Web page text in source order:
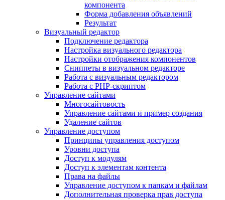
компонента
Форма добавления объявлений
Результат
Визуальный редактор
Подключение редактора
Настройка визуального редактора
Настройки отображения компонентов
Сниппеты в визуальном редакторе
Работа с визуальным редактором
Работа с PHP-скриптом
Управление сайтами
Многосайтовость
Управление сайтами и пример создания
Удаление сайтов
Управление доступом
Принципы управления доступом
Уровни доступа
Доступ к модулям
Доступ к элементам контента
Права на файлы
Управление доступом к папкам и файлам
Дополнительная проверка прав доступа